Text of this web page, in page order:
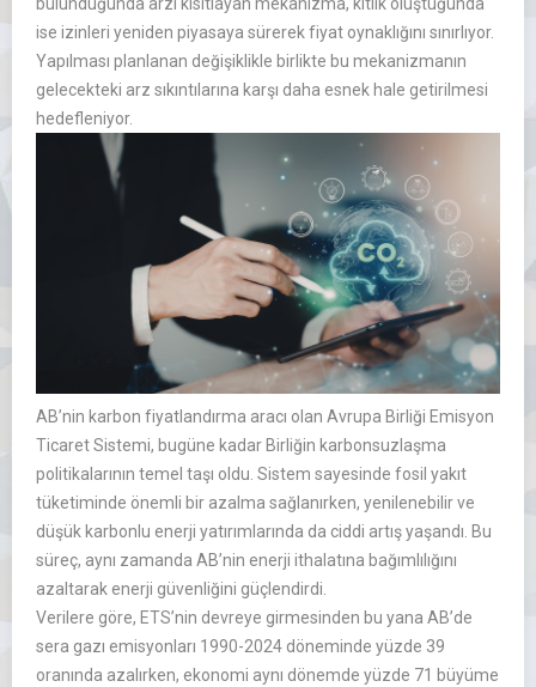
ise izinleri yeniden piyasaya sürerek fiyat oynaklığını sınırlıyor.
Yapılması planlanan değişiklikle birlikte bu mekanizmanın
gelecekteki arz sıkıntılarına karşı daha esnek hale getirilmesi
hedefleniyor.
AB’nin karbon fiyatlandırma aracı olan Avrupa Birliği Emisyon
Ticaret Sistemi, bugüne kadar Birliğin karbonsuzlaşma
politikalarının temel taşı oldu. Sistem sayesinde fosil yakıt
tüketiminde önemli bir azalma sağlanırken, yenilenebilir ve
düşük karbonlu enerji yatırımlarında da ciddi artış yaşandı. Bu
süreç, aynı zamanda AB’nin enerji ithalatına bağımlılığını
azaltarak enerji güvenliğini güçlendirdi.
Verilere göre, ETS’nin devreye girmesinden bu yana AB’de
sera gazı emisyonları 1990-2024 döneminde yüzde 39
oranında azalırken, ekonomi aynı dönemde yüzde 71 büyüme